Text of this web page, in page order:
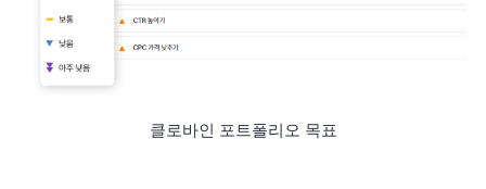
클로바인 포트폴리오 목표